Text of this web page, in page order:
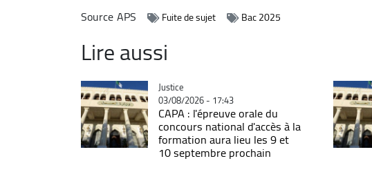
SourceAPS Fuite de sujet Bac 2025
Lire aussi
Catégorie
Justice
03/08/2026 - 17:43
CAPA : l'épreuve orale du
concours national d'accès à la
formation aura lieu les 9 et
10 septembre prochain